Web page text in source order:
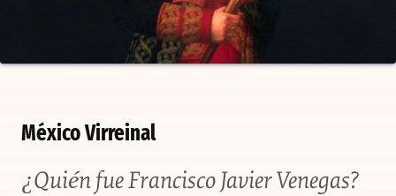
México Virreinal
¿Quién fue Francisco Javier Venegas?